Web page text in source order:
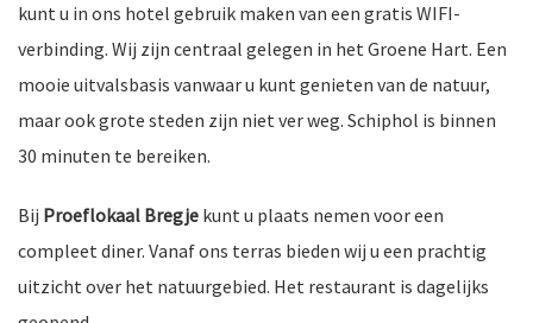
kunt u in ons hotel gebruik maken van een gratis WIFI-
verbinding. Wij zijn centraal gelegen in het Groene Hart. Een
mooie uitvalsbasis vanwaar u kunt genieten van de natuur,
maar ook grote steden zijn niet ver weg. Schiphol is binnen
30 minuten te bereiken.
Bij Proeflokaal Bregje kunt u plaats nemen voor een
compleet diner. Vanaf ons terras bieden wij u een prachtig
uitzicht over het natuurgebied. Het restaurant is dagelijks